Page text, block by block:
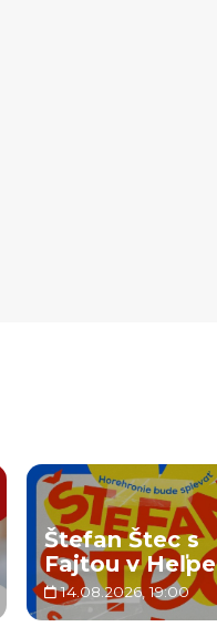
Štefan Štec s
Fajtou v Heľpe
14.08.2026, 19:00